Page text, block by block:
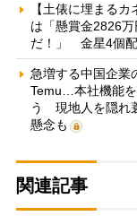
【土俵に埋まる
は「懸賞金2826
だ！」 金星4個配
急増する中国企業
Temu…本社機能
う 現地人を隠れ
懸念も
関連記事